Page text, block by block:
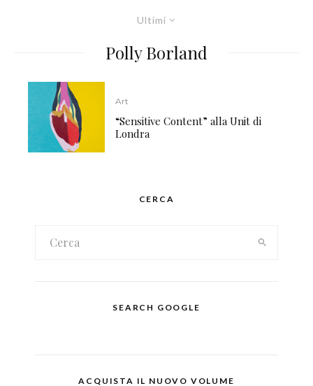
Ultimi
Polly Borland
Art
“Sensitive Content” alla Unit di
Londra
CERCA
SEARCH GOOGLE
ACQUISTA IL NUOVO VOLUME